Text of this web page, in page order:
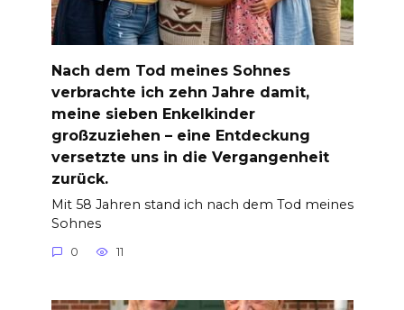
Nach dem Tod meines Sohnes
verbrachte ich zehn Jahre damit,
meine sieben Enkelkinder
großzuziehen – eine Entdeckung
versetzte uns in die Vergangenheit
zurück.
Mit 58 Jahren stand ich nach dem Tod meines
Sohnes
0 11